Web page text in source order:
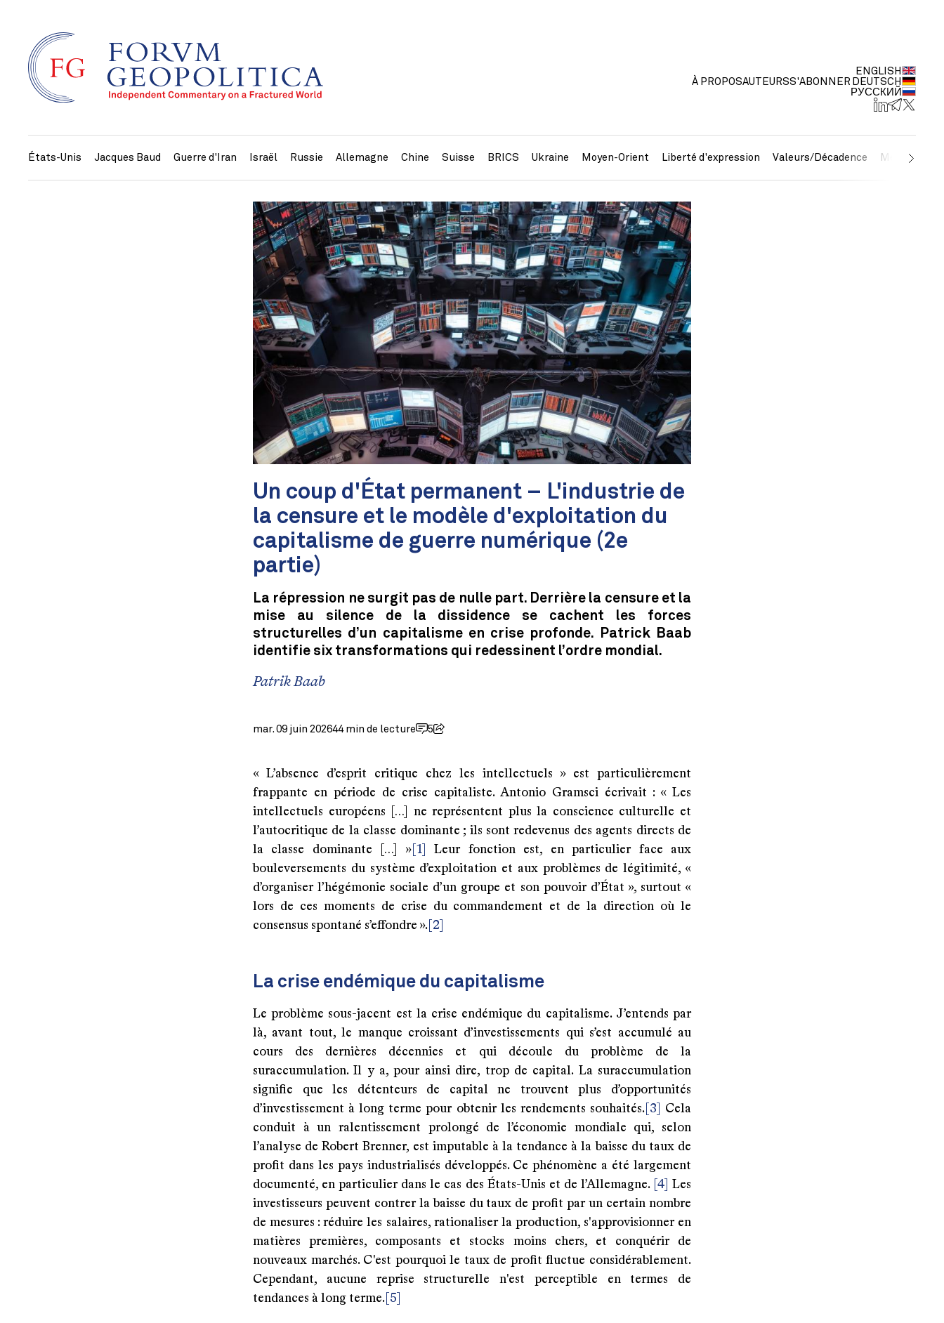
À PROPOSAUTEURSS'ABONNER
ENGLISH
DEUTSCH
РУССКИЙ
États-Unis Jacques Baud Guerre d'Iran Israël Russie Allemagne Chine Suisse BRICS Ukraine Moyen-Orient Liberté d'expression Valeurs/Décadence Métaux
Un coup d'État permanent – L'industrie de
la censure et le modèle d'exploitation du
capitalisme de guerre numérique (2e
partie)
La répression ne surgit pas de nulle part. Derrière la censure et la
mise au silence de la dissidence se cachent les forces
structurelles d’un capitalisme en crise profonde. Patrick Baab
identifie six transformations qui redessinent l’ordre mondial.
Patrik Baab
mar. 09 juin 202644 min de lecture 5
« L’absence d’esprit critique chez les intellectuels » est particulièrement
frappante en période de crise capitaliste. Antonio Gramsci écrivait : « Les
intellectuels européens […] ne représentent plus la conscience culturelle et
l’autocritique de la classe dominante ; ils sont redevenus des agents directs de
la classe dominante […] »[1]
Leur fonction est, en particulier face aux
bouleversements du système d’exploitation et aux problèmes de légitimité, «
d’organiser l’hégémonie sociale d’un groupe et son pouvoir d’État », surtout «
lors de ces moments de crise du commandement et de la direction où le
consensus spontané s’effondre ». [2]
La crise endémique du capitalisme
Le problème sous-jacent est la crise endémique du capitalisme. J’entends par
là, avant tout, le manque croissant d’investissements qui s’est accumulé au
cours des dernières décennies et qui découle du problème de la
suraccumulation. Il y a, pour ainsi dire, trop de capital. La suraccumulation
signifie que les détenteurs de capital ne trouvent plus d’opportunités
d’investissement à long terme pour obtenir les rendements souhaités.[3]
Cela
conduit à un ralentissement prolongé de l’économie mondiale qui, selon
l’analyse de Robert Brenner, est imputable à la tendance à la baisse du taux de
profit dans les pays industrialisés développés. Ce phénomène a été largement
documenté, en particulier dans le cas des États-Unis et de l’Allemagne. [4]
Les
investisseurs peuvent contrer la baisse du taux de profit par un certain nombre
de mesures : réduire les salaires, rationaliser la production, s'approvisionner en
matières premières, composants et stocks moins chers, et conquérir de
nouveaux marchés. C'est pourquoi le taux de profit fluctue considérablement.
Cependant, aucune reprise structurelle n'est perceptible en termes de
tendances à long terme. [5]